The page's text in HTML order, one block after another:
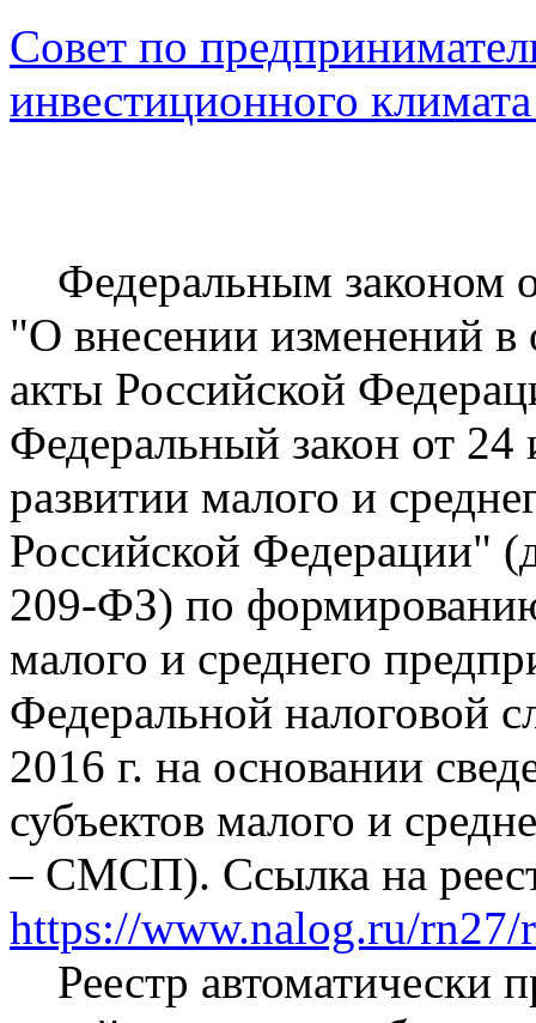
Совет по
инвестиционного
Федеральным законом
"О внесении изменений в
акты Российской
Федеральный закон от
развитии малого и
Российской Федерации"
209-ФЗ) по формированию
малого и среднего
Федеральной налоговой
2016 г. на основании
субъектов малого и
– СМСП). Ссылка на
https://www.nalog.ru/rn27/
Реестр автоматически